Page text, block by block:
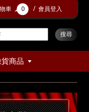
車 0 會員登入
商品